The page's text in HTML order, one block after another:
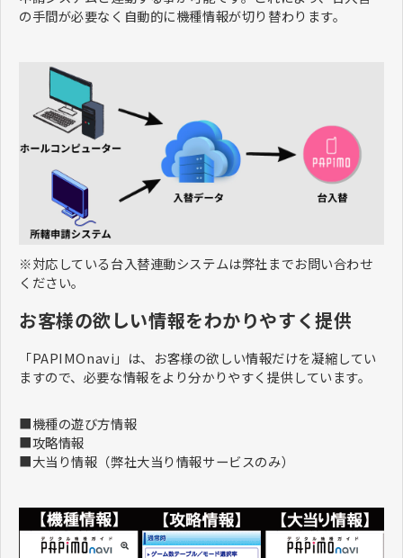
の手間が必要なく自動的に機種情報が切り替わります。
※対応している台入替連動システムは弊社までお問い合わせ
ください。
お客様の欲しい情報をわかりやすく提供
「PAPIMOnavi」は、お客様の欲しい情報だけを凝縮してい
ますので、必要な情報をより分かりやすく提供しています。
■機種の遊び方情報
■攻略情報
■大当り情報（弊社大当り情報サービスのみ）